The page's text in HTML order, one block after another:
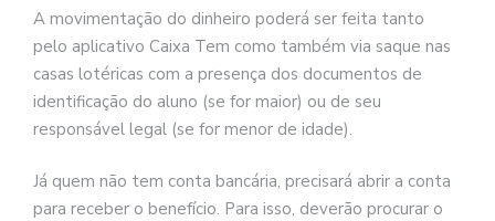
A movimentação do dinheiro poderá ser feita tanto
pelo aplicativo Caixa Tem como também via saque nas
casas lotéricas com a presença dos documentos de
identificação do aluno (se for maior) ou de seu
responsável legal (se for menor de idade).
Já quem não tem conta bancária, precisará abrir a conta
para receber o benefício. Para isso, deverão procurar o